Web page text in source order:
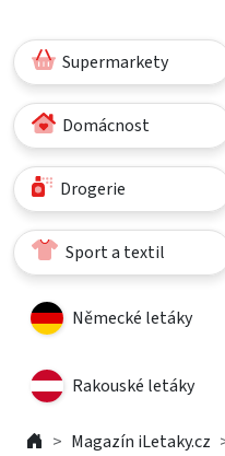
Supermarkety
Domácnost
Drogerie
Sport a textil
Německé letáky
Rakouské letáky
Magazín iLetaky.cz